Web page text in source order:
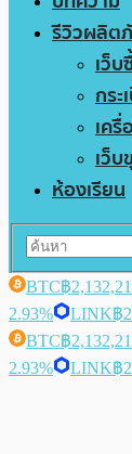
รีวิวผลิ
เว็
กระ
เค
เว็
ห้องเรียน
BTC฿
2.93%
LINK฿
BTC฿
2.93%
LINK฿